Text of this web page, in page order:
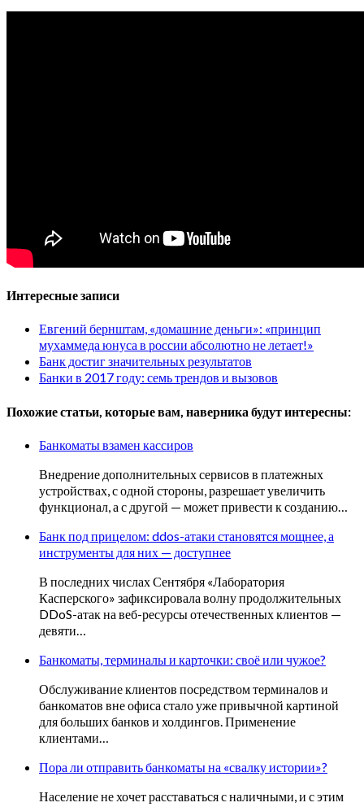
Интересные записи
Евгений бернштам, «домашние деньги»: «принцип
мухаммеда юнуса в россии абсолютно не летает!»
Банк достиг значительных результатов
Банки в 2017 году: семь трендов и вызовов
Похожие статьи, которые вам, наверника будут интересны:
Банкоматы взамен кассиров
Внедрение дополнительных сервисов в платежных
устройствах, с одной стороны, разрешает увеличить
функционал, а с другой — может привести к созданию…
Банк под прицелом: ddos-атаки становятся мощнее, а
инструменты для них — доступнее
В последних числах Сентября «Лаборатория
Касперского» зафиксировала волну продолжительных
DDoS-атак на веб-ресурсы отечественных клиентов —
девяти…
Банкоматы, терминалы и карточки: своё или чужое?
Обслуживание клиентов посредством терминалов и
банкоматов вне офиса стало уже привычной картиной
для больших банков и холдингов. Применение
клиентами…
Пора ли отправить банкоматы на «свалку истории»?
Население не хочет расставаться с наличными, и с этим